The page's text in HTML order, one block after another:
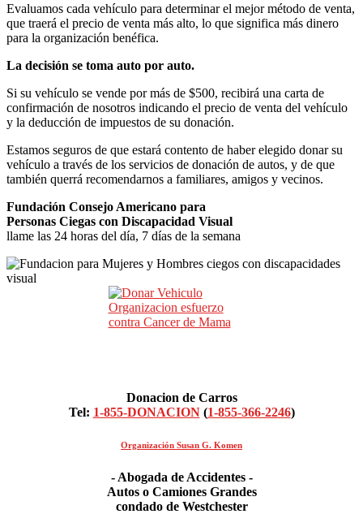
Evaluamos cada vehículo para determinar el mejor método de venta,
que traerá el precio de venta más alto, lo que significa más dinero
para la organización benéfica.
La decisión se toma auto por auto.
Si su vehículo se vende por más de $500, recibirá una carta de
confirmación de nosotros indicando el precio de venta del vehículo
y la deducción de impuestos de su donación.
Estamos seguros de que estará contento de haber elegido donar su
vehículo a través de los servicios de donación de autos, y de que
también querrá recomendarnos a familiares, amigos y vecinos.
Fundación Consejo Americano para
Personas Ciegas con Discapacidad Visual
llame las 24 horas del día, 7 días de la semana
Donacion de Carros
Tel: 1-855-DONACION(1-855-366-2246)
Organización Susan G. Komen
- Abogada de Accidentes -
Autos o Camiones Grandes
condado de Westchester